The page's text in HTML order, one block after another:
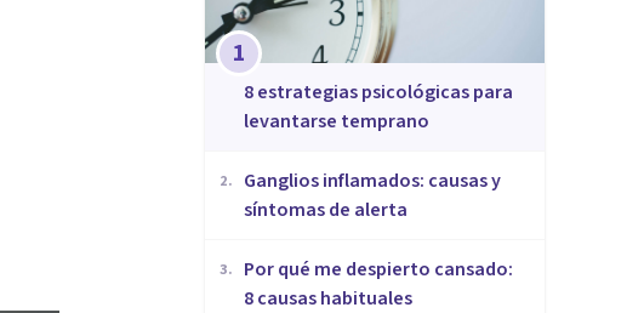
1
8 estrategias psicológicas para
levantarse temprano
2.
Ganglios inflamados: causas y
síntomas de alerta
3.
Por qué me despierto cansado:
8 causas habituales